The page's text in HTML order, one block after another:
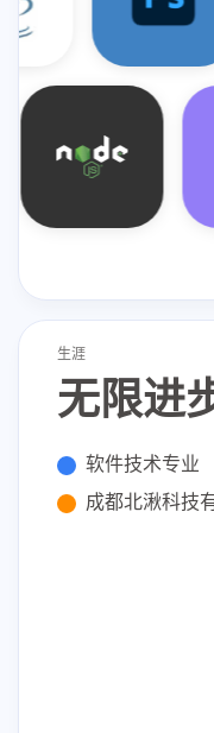
React
生涯
无限进
软件技术专业
成都北湫科技